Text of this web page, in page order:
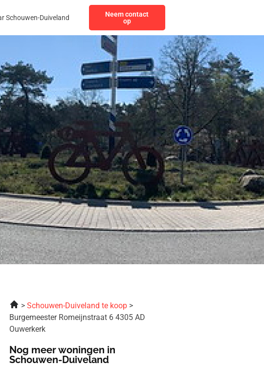
Schouwen-Duiveland
Neem contact
op
Schouwen-Duiveland te koop
Burgemeester Romeijnstraat 6 4305 AD
Ouwerkerk
Nog meer woningen in
Schouwen-Duiveland